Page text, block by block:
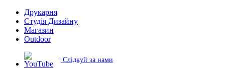
Друкарня
Студія Дизайну
Магазин
Outdoor
| Слідкуй за нами